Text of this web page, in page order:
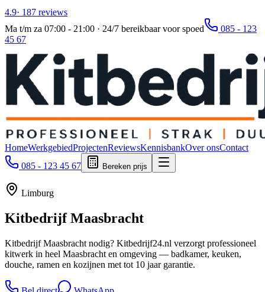
4.9· 187 reviews
Ma t/m za 07:00 - 21:00 · 24/7 bereikbaar voor spoed
085 - 123
45 67
HomeWerkgebiedProjectenReviewsKennisbankOver onsContact
085 - 123 45 67
Bereken prijs
Limburg
KitbedrijfMaasbracht
Kitbedrijf Maasbracht nodig? Kitbedrijf24.nl verzorgt professioneel
kitwerk in heel Maasbracht en omgeving — badkamer, keuken,
douche, ramen en kozijnen met tot 10 jaar garantie.